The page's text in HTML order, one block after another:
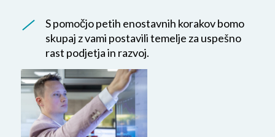
S pomočjo petih enostavnih korakov bomo
skupaj z vami postavili temelje za uspešno
rast podjetja in razvoj.